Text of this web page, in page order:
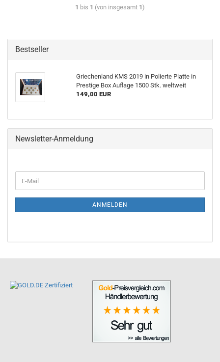
1 bis 1 (von insgesamt 1)
Bestseller
Griechenland KMS 2019 in Polierte Platte in
Prestige Box Auflage 1500 Stk. weltweit
149,00 EUR
Newsletter-Anmeldung
ANMELDEN